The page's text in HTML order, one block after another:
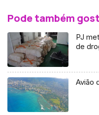
Pode também
PJ
de
Avião